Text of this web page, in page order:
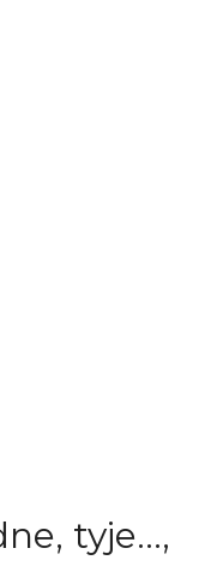
tyje…,